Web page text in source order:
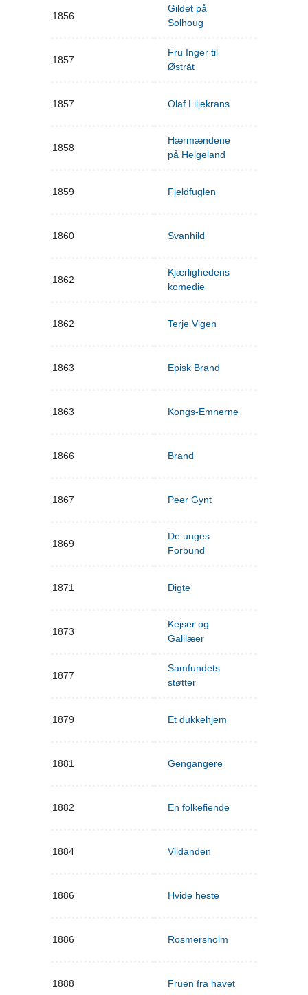
1856
Gildet på
Solhoug
1857
Fru Inger til
Østråt
1857 Olaf Liljekrans
1858
Hærmændene
på Helgeland
1859 Fjeldfuglen
1860 Svanhild
1862
Kjærlighedens
komedie
1862 Terje Vigen
1863 Episk Brand
1863 Kongs-Emnerne
1866 Brand
1867 Peer Gynt
1869
De unges
Forbund
1871 Digte
1873
Kejser og
Galilæer
1877
Samfundets
støtter
1879 Et dukkehjem
1881 Gengangere
1882 En folkefiende
1884 Vildanden
1886 Hvide heste
1886 Rosmersholm
1888 Fruen fra havet